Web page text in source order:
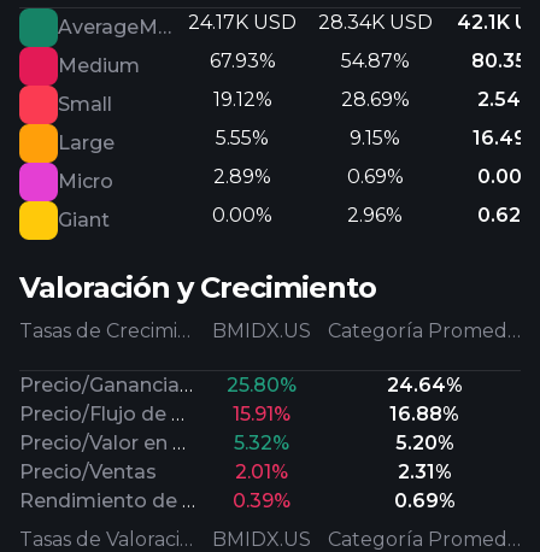
AverageMarketCap 24.17K USD 28.34K USD
42.1K
Medium
67.93% 54.87%
Small
19.12% 28.69%
2.54%
Large
5.55% 9.15%
Micro
2.89% 0.69%
0.00%
Giant
0.00% 2.96% 0.62%
Valoración y Crecimiento
Tasas de Crecimiento BMIDX.US Categoría Promedio
Precio/Ganancias Futuras 25.80%
24.64%
Precio/Flujo de Efectivo
15.91%
16.88%
Precio/Valor en Libros
5.32%
5.20%
Precio/Ventas
2.01%
2.31%
Rendimiento de Dividendos
0.39%
0.69%
Tasas de Valoración
BMIDX.US Categoría Promedio